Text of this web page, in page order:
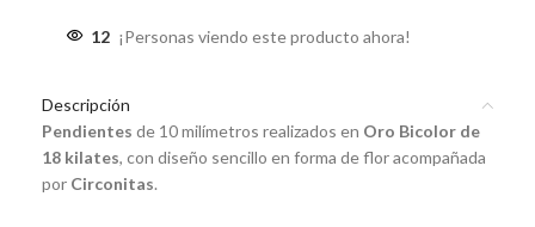
12 ¡Personas viendo este producto ahora!
Descripción
Pendientes de 10 milímetros realizados en Oro Bicolor de
18 kilates, con diseño sencillo en forma de flor acompañada
por Circonitas.